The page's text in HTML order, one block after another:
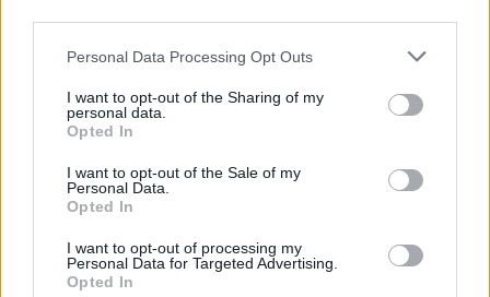
Personal Data Processing Opt Outs
I want to opt-out of the Sharing of my
personal data.
Opted In
I want to opt-out of the Sale of my
Personal Data.
Opted In
I want to opt-out of processing my
Personal Data for Targeted Advertising.
Opted In
Minka 14. rész
Halál a Tresco-szigeten – A Josh